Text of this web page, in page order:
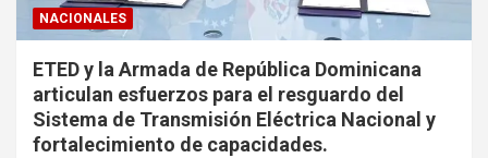
NACIONALES
ETED y la Armada de República Dominicana
articulan esfuerzos para el resguardo del
Sistema de Transmisión Eléctrica Nacional y
fortalecimiento de capacidades.